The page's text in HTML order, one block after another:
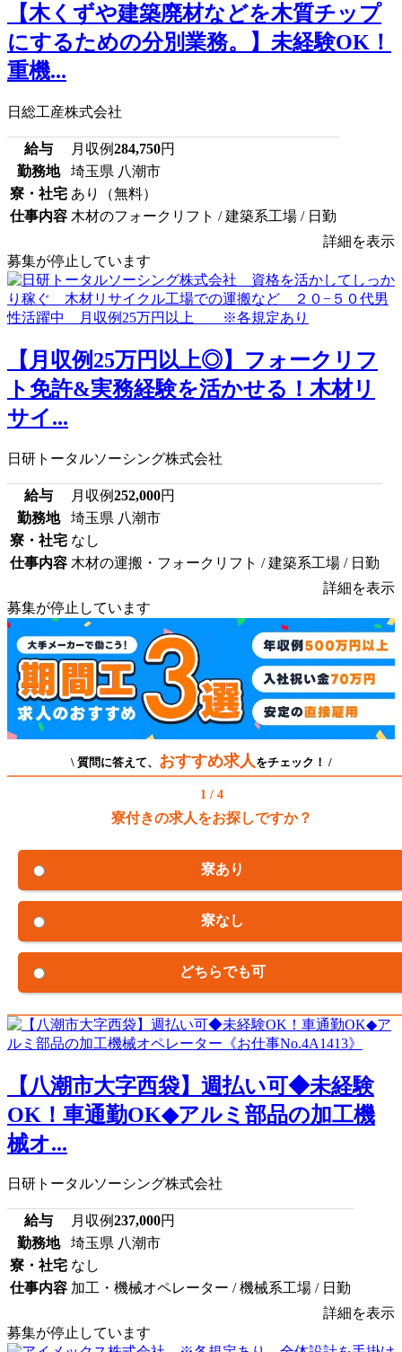
【木くずや建築廃材などを木質チップ
にするための分別業務。】未経験OK！
重機...
日総工産株式会社
給与 月収例284,750円
勤務地
埼玉県 八潮市
寮・社宅 あり（無料）
仕事内容 木材のフォークリフト / 建築系工場 / 日勤
詳細を表示
募集が停止しています
【月収例25万円以上◎】フォークリフ
ト免許&実務経験を活かせる！木材リ
サイ...
日研トータルソーシング株式会社
給与 月収例252,000円
勤務地
埼玉県 八潮市
寮・社宅 なし
仕事内容 木材の運搬・フォークリフト / 建築系工場 / 日勤
詳細を表示
募集が停止しています
\ 質問に答えて、 おすすめ求人 をチェック！ /
1 / 4
寮付きの求人をお探しですか？
寮あり
寮なし
どちらでも可
【八潮市大字西袋】週払い可◆未経験
OK！車通勤OK◆アルミ部品の加工機
械オ...
日研トータルソーシング株式会社
給与 月収例237,000円
勤務地
埼玉県 八潮市
寮・社宅 なし
仕事内容 加工・機械オペレーター / 機械系工場 / 日勤
詳細を表示
募集が停止しています